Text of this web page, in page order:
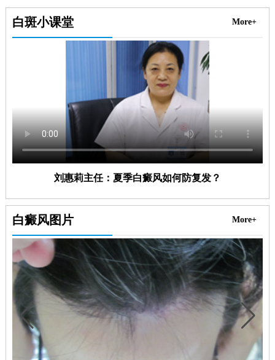
白斑小课堂 More+
刘惠莉主任：夏季白癜风如何防复发？
白癜风图片 More+